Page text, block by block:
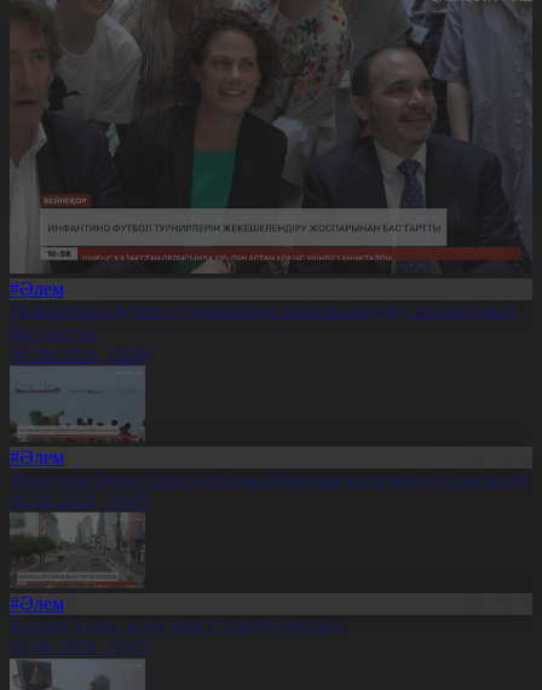
#Әлем
Инфантино футбол турнирлерін жекешелендіру жоспарынан
бас тартты
06.08.2026, 10:06
#Әлем
Иран мен Оман Ормұз бұғазы бойынша келісімге қол жеткізді
06.08.2026, 10:05
#Әлем
Қытайға кіру және шығу тәртібі өзгереді
06.08.2026, 10:05